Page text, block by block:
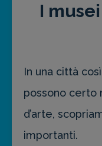
I
In una città
possono certo
d’arte,
importanti.